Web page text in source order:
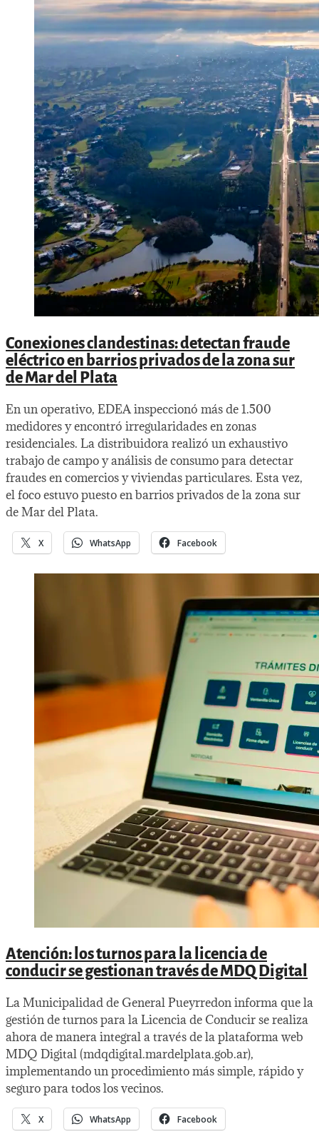
Conexiones clandestinas: detectan fraude
eléctrico en barrios privados de la zona sur
de Mar del Plata
En un operativo, EDEA inspeccionó más de 1.500
medidores y encontró irregularidades en zonas
residenciales. La distribuidora realizó un exhaustivo
trabajo de campo y análisis de consumo para detectar
fraudes en comercios y viviendas particulares. Esta vez,
el foco estuvo puesto en barrios privados de la zona sur
de Mar del Plata.
X WhatsApp Facebook
Atención: los turnos para la licencia de
conducir se gestionan través de MDQ Digital
La Municipalidad de General Pueyrredon informa que la
gestión de turnos para la Licencia de Conducir se realiza
ahora de manera integral a través de la plataforma web
MDQ Digital (mdqdigital.mardelplata.gob.ar),
implementando un procedimiento más simple, rápido y
seguro para todos los vecinos.
X WhatsApp Facebook